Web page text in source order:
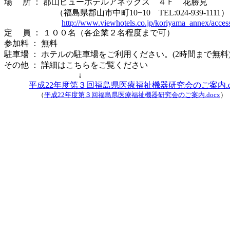
（福島県郡山市中町10−10 TEL:024-939-1111）
http://www.viewhotels.co.jp/koriyama_annex/
定 員 ： １００名（各企業２名程度まで可）
参加料 ： 無料
駐車場 ： ホテルの駐車場をご利用ください。(2時間まで無料
その他 ： 詳細はこちらをご覧ください
↓
平成22年度第３回福島県医療福祉機器研究会のご案内
（平成22年度第３回福島県医療福祉機器研究会のご案内.docx）